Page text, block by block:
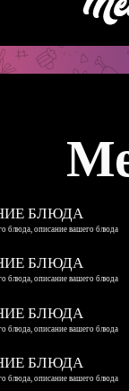
БЛЮДА
блюда, описание вашего блюда
БЛЮДА
блюда, описание вашего блюда
БЛЮДА
блюда, описание вашего блюда
БЛЮДА
блюда, описание вашего блюда